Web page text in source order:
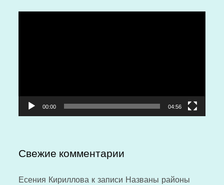
00:00 04:56
Свежие комментарии
Есения Кириллова к записи Названы районы